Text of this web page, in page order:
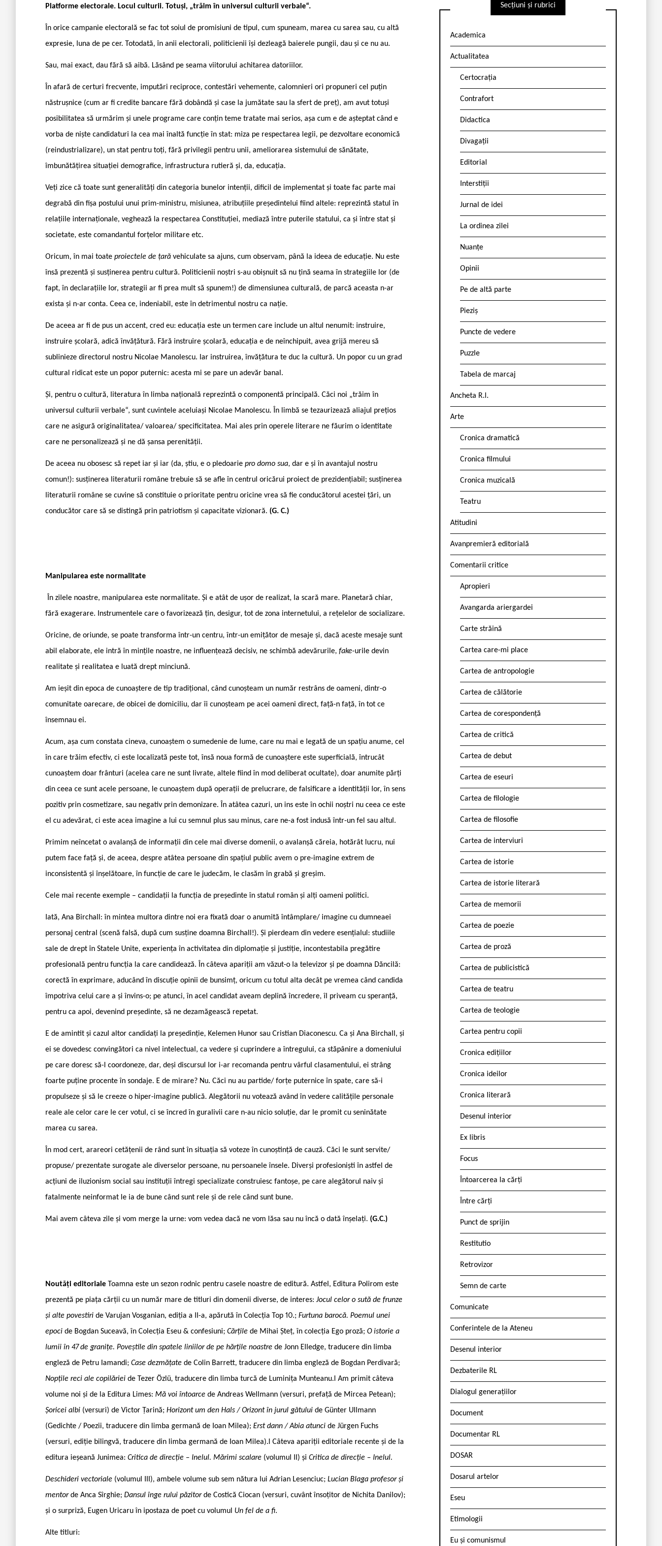
Platforme electorale. Locul culturii. Totuși, „trăim în universul culturii verbale“.
În orice campanie electorală se fac tot soiul de promisiuni de tipul, cum spuneam, marea cu sarea sau, cu altă
expresie, luna de pe cer. Totodată, în anii electorali, politicienii își dezleagă baierele pungii, dau și ce nu au.
Sau, mai exact, dau fără să aibă. Lăsând pe seama viitorului achitarea datoriilor.
În afară de certuri frecvente, imputări reciproce, contestări vehemente, calomnieri ori propuneri cel puțin
năstrușnice (cum ar fi credite bancare fără dobândă și case la jumătate sau la sfert de preț), am avut totuși
posibilitatea să urmărim și unele programe care conțin teme tratate mai serios, așa cum e de așteptat când e
vorba de niște candidaturi la cea mai înaltă funcție în stat: miza pe respectarea legii, pe dezvoltare economică
(reindustrializare), un stat pentru toți, fără privilegii pentru unii, ameliorarea sistemului de sănătate,
îmbunătățirea situației demografice, infrastructura rutieră și, da, educația.
Veți zice că toate sunt generalități din categoria bunelor intenții, dificil de implementat și toate fac parte mai
degrabă din fișa postului unui prim-ministru, misiunea, atribuțiile președintelui fiind altele: reprezintă statul în
relațiile internaționale, veghează la respectarea Constituției, mediază între puterile statului, ca și între stat și
societate, este comandantul forțelor militare etc.
Oricum, în mai toate proiectele de țară vehiculate sa ajuns, cum observam, până la ideea de educație. Nu este
însă prezentă și susținerea pentru cultură. Politicienii noștri s-au obișnuit să nu țină seama în strategiile lor (de
fapt, în declarațiile lor, strategii ar fi prea mult să spunem!) de dimensiunea culturală, de parcă aceasta n-ar
exista și n-ar conta. Ceea ce, indeniabil, este în detrimentul nostru ca nație.
De aceea ar fi de pus un accent, cred eu: educația este un termen care include un altul nenumit: instruire,
instruire școlară, adică învățătură. Fără instruire școlară, educația e de neînchipuit, avea grijă mereu să
sublinieze directorul nostru Nicolae Manolescu. Iar instruirea, învățătura te duc la cultură. Un popor cu un grad
cultural ridicat este un popor puternic: acesta mi se pare un adevăr banal.
Și, pentru o cultură, literatura în limba națională reprezintă o componentă principală. Căci noi „trăim în
universul culturii verbale“, sunt cuvintele aceluiași Nicolae Manolescu. În limbă se tezaurizează aliajul prețios
care ne asigură originalitatea/ valoarea/ specificitatea. Mai ales prin operele literare ne făurim o identitate
care ne personalizează și ne dă șansa perenității.
De aceea nu obosesc să repet iar și iar (da, știu, e o pledoarie pro domo sua, dar e și în avantajul nostru
comun!): susținerea literaturii române trebuie să se afle în centrul oricărui proiect de prezidențiabil; susținerea
literaturii române se cuvine să constituie o prioritate pentru oricine vrea să fie conducătorul acestei țări, un
conducător care să se distingă prin patriotism și capacitate vizionară. (G. C.)
Manipularea este normalitate
În zilele noastre, manipularea este normalitate. Și e atât de ușor de realizat, la scară mare. Planetară chiar,
fără exagerare. Instrumentele care o favorizează țin, desigur, tot de zona internetului, a rețelelor de socializare.
Oricine, de oriunde, se poate transforma într-un centru, într-un emițător de mesaje și, dacă aceste mesaje sunt
abil elaborate, ele intră în mințile noastre, ne influențează decisiv, ne schimbă adevărurile, fake-urile devin
realitate și realitatea e luată drept minciună.
Am ieșit din epoca de cunoaștere de tip tradițional, când cunoșteam un număr restrâns de oameni, dintr-o
comunitate oarecare, de obicei de domiciliu, dar îi cunoșteam pe acei oameni direct, față-n față, în tot ce
însemnau ei.
Acum, așa cum constata cineva, cunoaștem o sumedenie de lume, care nu mai e legată de un spațiu anume, cel
în care trăim efectiv, ci este localizată peste tot, însă noua formă de cunoaștere este superficială, întrucât
cunoaștem doar frânturi (acelea care ne sunt livrate, altele fiind în mod deliberat ocultate), doar anumite părți
din ceea ce sunt acele persoane, le cunoaștem după operații de prelucrare, de falsificare a identității lor, în sens
pozitiv prin cosmetizare, sau negativ prin demonizare. În atâtea cazuri, un ins este în ochii noștri nu ceea ce este
el cu adevărat, ci este acea imagine a lui cu semnul plus sau minus, care ne-a fost indusă într-un fel sau altul.
Primim neîncetat o avalanșă de informații din cele mai diverse domenii, o avalanșă căreia, hotărât lucru, nui
putem face față și, de aceea, despre atâtea persoane din spațiul public avem o pre-imagine extrem de
inconsistentă și înșelătoare, în funcție de care le judecăm, le clasăm în grabă și greșim.
Cele mai recente exemple – candidații la funcția de președinte în statul român și alți oameni politici.
Iată, Ana Birchall: în mintea multora dintre noi era fixată doar o anumită întâmplare/ imagine cu dumneaei
personaj central (scenă falsă, după cum susține doamna Birchall!). Și pierdeam din vedere esențialul: studiile
sale de drept în Statele Unite, experiența în activitatea din diplomație și justiție, incontestabila pregătire
profesională pentru funcția la care candidează. În câteva apariții am văzut-o la televizor și pe doamna Dăncilă:
corectă în exprimare, aducând în discuție opinii de bunsimț, oricum cu totul alta decât pe vremea când candida
împotriva celui care a și învins-o; pe atunci, în acel candidat aveam deplină încredere, îl priveam cu speranță,
pentru ca apoi, devenind președinte, să ne dezamăgească repetat.
E de amintit și cazul altor candidați la președinție, Kelemen Hunor sau Cristian Diaconescu. Ca și Ana Birchall, și
ei se dovedesc convingători ca nivel intelectual, ca vedere și cuprindere a întregului, ca stăpânire a domeniului
pe care doresc să-l coordoneze, dar, deși discursul lor i-ar recomanda pentru vârful clasamentului, ei strâng
foarte puține procente în sondaje. E de mirare? Nu. Căci nu au partide/ forțe puternice în spate, care să-i
propulseze și să le creeze o hiper-imagine publică. Alegătorii nu votează având în vedere calitățile personale
reale ale celor care le cer votul, ci se încred în guralivii care n-au nicio soluție, dar le promit cu seninătate
marea cu sarea.
În mod cert, arareori cetățenii de rând sunt în situația să voteze în cunoștință de cauză. Căci le sunt servite/
propuse/ prezentate surogate ale diverselor persoane, nu persoanele însele. Diverși profesioniști în astfel de
acțiuni de iluzionism social sau instituții întregi specializate construiesc fantoșe, pe care alegătorul naiv și
fatalmente neinformat le ia de bune când sunt rele și de rele când sunt bune.
Mai avem câteva zile și vom merge la urne: vom vedea dacă ne vom lăsa sau nu încă o dată înșelați. (G.C.)
Noutăți editoriale Toamna este un sezon rodnic pentru casele noastre de editură. Astfel, Editura Polirom este
prezentă pe piața cărții cu un număr mare de titluri din domenii diverse, de interes: Jocul celor o sută de frunze
și alte povestiri de Varujan Vosganian, ediția a II-a, apărută în Colecția Top 10.; Furtuna barocă. Poemul unei
epoci de Bogdan Suceavă, în Colecția Eseu & confesiuni; Cărțile de Mihai Șteț, în colecția Ego proză; O istorie a
lumii în 47 de granițe. Poveștile din spatele liniilor de pe hărțile noastre de Jonn Elledge, traducere din limba
engleză de Petru Iamandi; Case dezmățate de Colin Barrett, traducere din limba engleză de Bogdan Perdivară;
Nopțile reci ale copilăriei de Tezer Özlü, traducere din limba turcă de Luminița Munteanu.l Am primit câteva
volume noi și de la Editura Limes: Mă voi întoarce de Andreas Wellmann (versuri, prefață de Mircea Petean);
Șoricei albi (versuri) de Victor Țarină; Horizont um den Hals / Orizont în jurul gâtului de Günter Ullmann
(Gedichte / Poezii, traducere din limba germană de Ioan Milea); Erst dann / Abia atunci de Jürgen Fuchs
(versuri, ediție bilingvă, traducere din limba germană de Ioan Milea).l Câteva apariții editoriale recente și de la
editura ieșeană Junimea: Critica de direcție – Inelul. Mărimi scalare (volumul II) și Critica de direcție – Inelul.
Deschideri vectoriale (volumul III), ambele volume sub sem nătura lui Adrian Lesenciuc; Lucian Blaga profesor și
mentorde Anca Sîrghie; Dansul înge rului păzitorde Costică Ciocan (versuri, cuvânt însoțitor de Nichita Danilov);
și o surpriză, Eugen Uricaru în ipostaza de poet cu volumul Un fel de a fi.
Alte titluri:
Secțiuni și rubrici
Academica
Actualitatea
Certocrația
Contrafort
Didactica
Divagații
Editorial
Interstiții
Jurnal de idei
La ordinea zilei
Nuanțe
Opinii
Pe de altă parte
Pieziș
Puncte de vedere
Puzzle
Tabela de marcaj
Ancheta R.l.
Arte
Cronica dramatică
Cronica filmului
Cronica muzicală
Teatru
Atitudini
Avanpremieră editorială
Comentarii critice
Apropieri
Avangarda ariergardei
Carte străină
Cartea care-mi place
Cartea de antropologie
Cartea de călătorie
Cartea de corespondență
Cartea de critică
Cartea de debut
Cartea de eseuri
Cartea de filologie
Cartea de filosofie
Cartea de interviuri
Cartea de istorie
Cartea de istorie literară
Cartea de memorii
Cartea de poezie
Cartea de proză
Cartea de publicistică
Cartea de teatru
Cartea de teologie
Cartea pentru copii
Cronica edițiilor
Cronica ideilor
Cronica literară
Desenul interior
Ex libris
Focus
Întoarcerea la cărți
Între cărți
Punct de sprijin
Restitutio
Retrovizor
Semn de carte
Comunicate
Conferintele de la Ateneu
Desenul interior
Dezbaterile RL
Dialogul generațiilor
Document
Documentar RL
DOSAR
Dosarul artelor
Eseu
Etimologii
Eu și comunismul